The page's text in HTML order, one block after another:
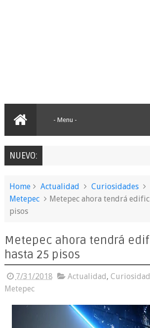
NUEVO:
Home Actualidad Curiosidades
Metepec
Metepec ahora tendrá
pisos
Metepec ahora tendrá
hasta 25 pisos
7/31/2018 Actualidad,
Metepec